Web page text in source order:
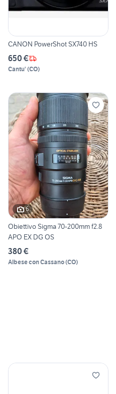
CANON PowerShot SX740 HS
650 €
Cantu' (CO)
6
Obiettivo Sigma 70-200mm f2.8
APO EX DG OS
380 €
Albese con Cassano(CO)